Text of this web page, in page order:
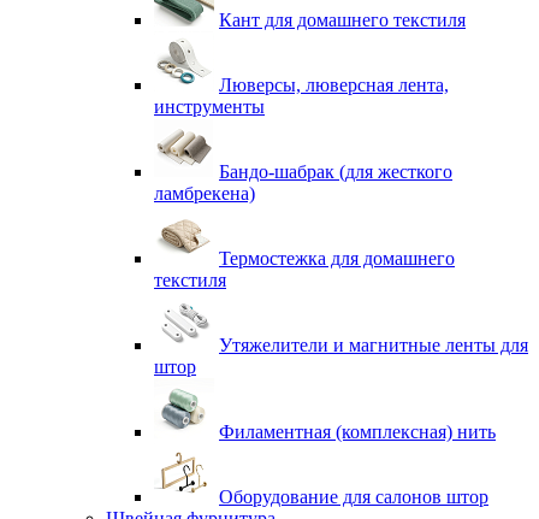
Кант для домашнего текстиля
Люверсы, люверсная лента,
инструменты
Бандо-шабрак (для жесткого
ламбрекена)
Термостежка для домашнего
текстиля
Утяжелители и магнитные ленты для
штор
Филаментная (комплексная) нить
Оборудование для салонов штор